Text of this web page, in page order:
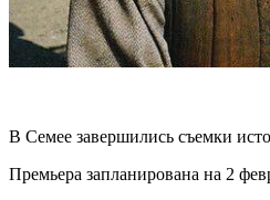
В Семее завершились съемки
Премьера запланирована на 2